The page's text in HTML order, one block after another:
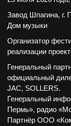
Завод Шпагина, г.
Дом музыки
Организатор
реализации
Генеральный
официальный
JAC, SOLLERS.
Генеральный
Пермь», радио
Партнёр ООО